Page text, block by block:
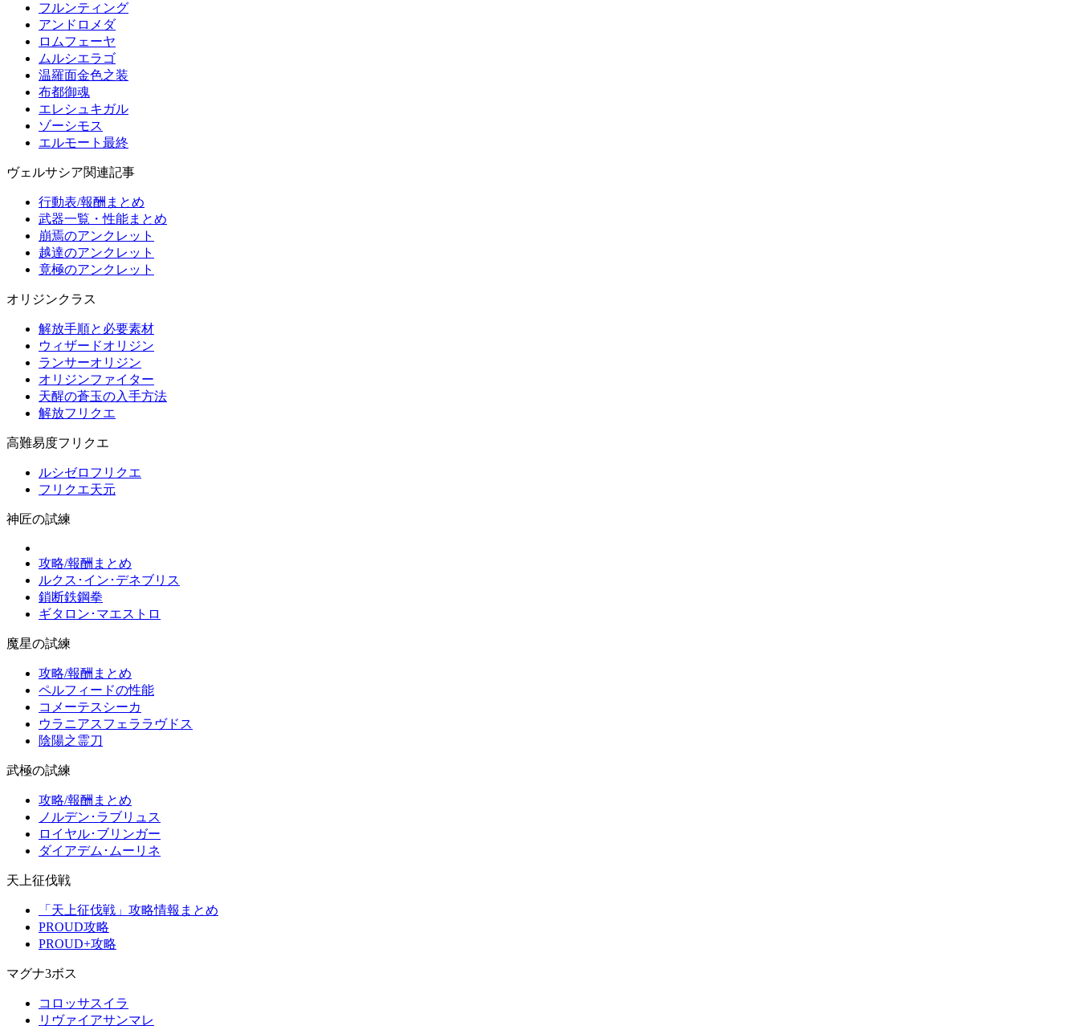
フルンティング
アンドロメダ
ロムフェーヤ
ムルシエラゴ
温羅面金色之装
布都御魂
エレシュキガル
ゾーシモス
エルモート最終
ヴェルサシア関連記事
行動表/報酬まとめ
武器一覧・性能まとめ
崩焉のアンクレット
越達のアンクレット
竟極のアンクレット
オリジンクラス
解放手順と必要素材
ウィザードオリジン
ランサーオリジン
オリジンファイター
天醒の蒼玉の入手方法
解放フリクエ
高難易度フリクエ
ルシゼロフリクエ
フリクエ天元
神匠の試練
攻略/報酬まとめ
ルクス･イン･デネブリス
鎖断鉄鋼拳
ギタロン･マエストロ
魔星の試練
攻略/報酬まとめ
ペルフィードの性能
コメーテスシーカ
ウラニアスフェララヴドス
陰陽之霊刀
武極の試練
攻略/報酬まとめ
ノルデン･ラブリュス
ロイヤル･ブリンガー
ダイアデム･ムーリネ
天上征伐戦
「天上征伐戦」攻略情報まとめ
PROUD攻略
PROUD+攻略
マグナ3ボス
コロッサスイラ
リヴァイアサンマレ